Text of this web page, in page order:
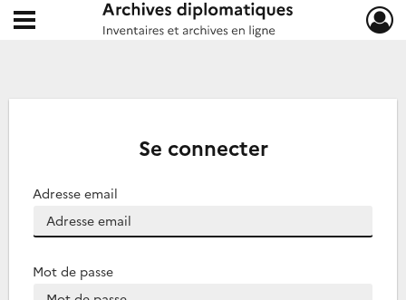
Archives diplomatiques
Ouvrir le menu déroulant
Se connecter
Adresse email
Mot de passe